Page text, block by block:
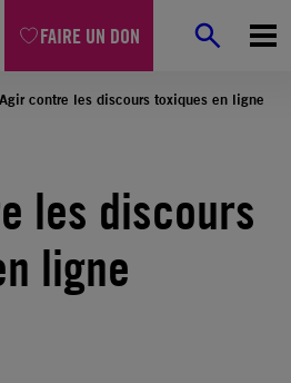
FAIRE UN DON
Agir contre les discours toxiques en ligne
les discours
ligne